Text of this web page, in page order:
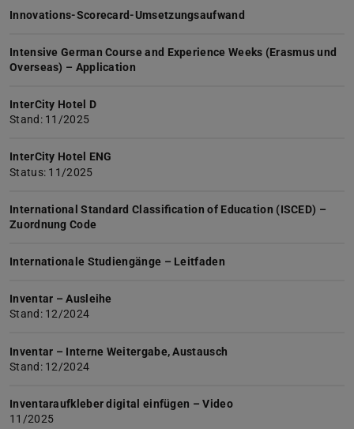
Innovations-Scorecard-Umsetzungsaufwand
Intensive German Course and Experience Weeks (Erasmus und
Overseas) – Application
InterCity Hotel D
Stand: 11/2025
InterCity Hotel ENG
Status: 11/2025
International Standard Classification of Education (ISCED) –
Zuordnung Code
Internationale Studiengänge – Leitfaden
Inventar – Ausleihe
Stand: 12/2024
Inventar – Interne Weitergabe, Austausch
Stand: 12/2024
Inventaraufkleber digital einfügen – Video
11/2025